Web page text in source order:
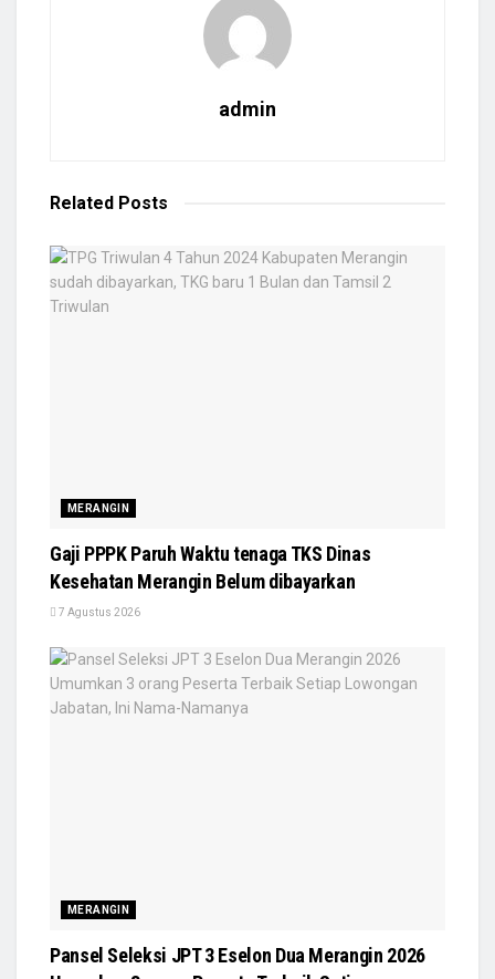
admin
Related Posts
MERANGIN
Gaji PPPK Paruh Waktu tenaga TKS Dinas
Kesehatan Merangin Belum dibayarkan
7 Agustus 2026
MERANGIN
Pansel Seleksi JPT 3 Eselon Dua Merangin 2026